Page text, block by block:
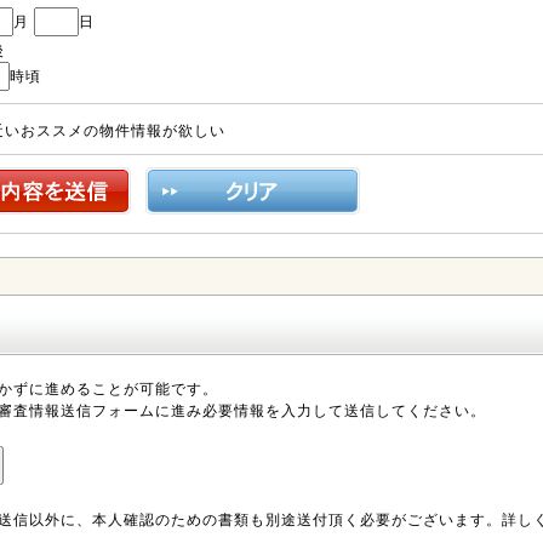
月
日
時頃
おススメの物件情報が欲しい
ずに進めることが可能です。
査情報送信フォームに進み必要情報を入力して送信してください。
以外に、本人確認のための書類も別途送付頂く必要がございます。詳し